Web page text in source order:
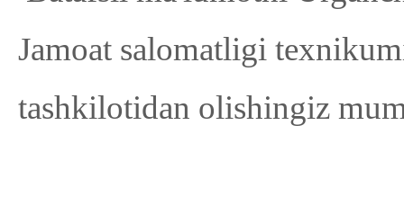
Jamoat salomatligi
tashkilotidan olishingiz